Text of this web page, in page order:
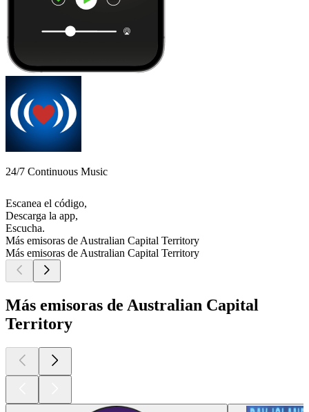
24/7 Continuous Music
Escanea el código,
Descarga la app,
Escucha.
Más emisoras de Australian Capital Territory
Más emisoras de Australian Capital Territory
Más emisoras de Australian Capital
Territory